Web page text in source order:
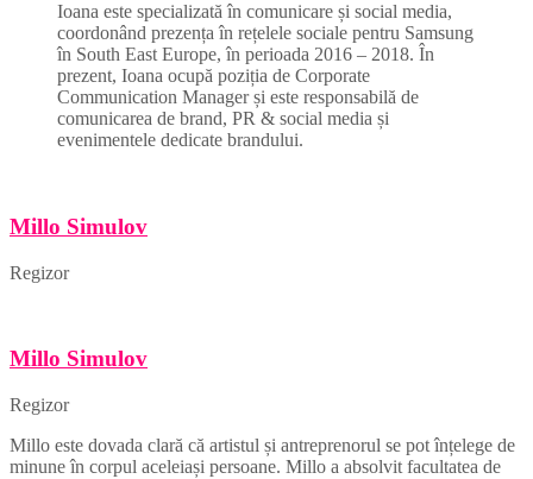
Ioana este specializată în comunicare și social media,
coordonând prezența în rețelele sociale pentru Samsung
în South East Europe, în perioada 2016 – 2018. În
prezent, Ioana ocupă poziția de Corporate
Communication Manager și este responsabilă de
comunicarea de brand, PR & social media și
evenimentele dedicate brandului.
Millo Simulov
Regizor
Millo Simulov
Regizor
Millo este dovada clară că artistul și antreprenorul se pot înțelege de
minune în corpul aceleiași persoane. Millo a absolvit facultatea de